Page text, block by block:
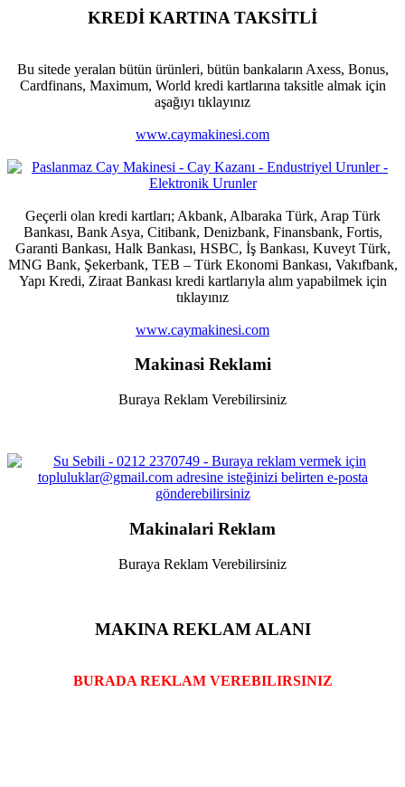
KREDİ KARTINA TAKSİTLİ
Bu sitede yeralan bütün ürünleri, bütün bankaların Axess, Bonus,
Cardfinans, Maximum, World kredi kartlarına taksitle almak için
aşağıyı tıklayınız
www.caymakinesi.com
Geçerli olan kredi kartları; Akbank, Albaraka Türk, Arap Türk
Bankası, Bank Asya, Citibank, Denizbank, Finansbank, Fortis,
Garanti Bankası, Halk Bankası, HSBC, İş Bankası, Kuveyt Türk,
MNG Bank, Şekerbank, TEB – Türk Ekonomi Bankası, Vakıfbank,
Yapı Kredi, Ziraat Bankası kredi kartlarıyla alım yapabilmek için
tıklayınız
www.caymakinesi.com
Makinasi Reklami
Buraya Reklam Verebilirsiniz
Makinalari Reklam
Buraya Reklam Verebilirsiniz
MAKINA REKLAM ALANI
BURADA REKLAM VEREBILIRSINIZ